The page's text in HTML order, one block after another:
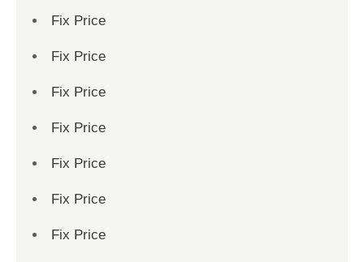
Fix Price
Fix Price
Fix Price
Fix Price
Fix Price
Fix Price
Fix Price